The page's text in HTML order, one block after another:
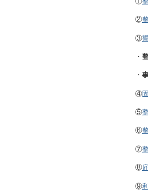
②
③
・
・
④
⑤
⑥
⑦
⑧
⑨